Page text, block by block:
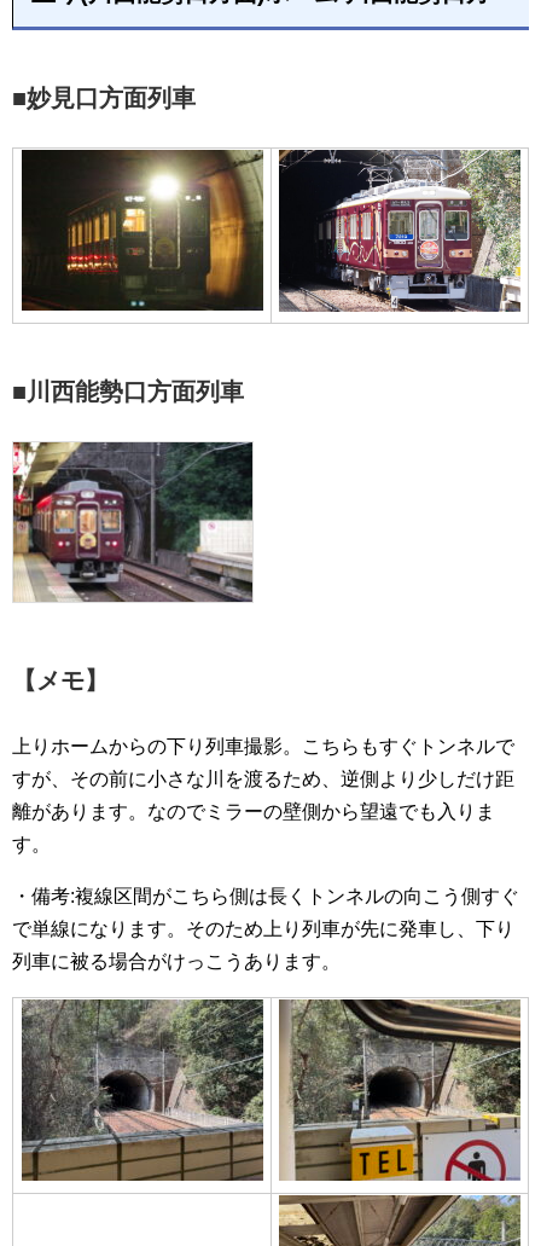
■妙見口方面列車
■川西能勢口方面列車
【メモ】
上りホームからの下り列車撮影。こちらもすぐトンネルで
すが、その前に小さな川を渡るため、逆側より少しだけ距
離があります。なのでミラーの壁側から望遠でも入りま
す。
・備考:複線区間がこちら側は長くトンネルの向こう側すぐ
で単線になります。そのため上り列車が先に発車し、下り
列車に被る場合がけっこうあります。